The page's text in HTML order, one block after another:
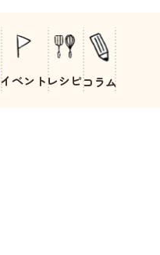
イベントレシピコラム